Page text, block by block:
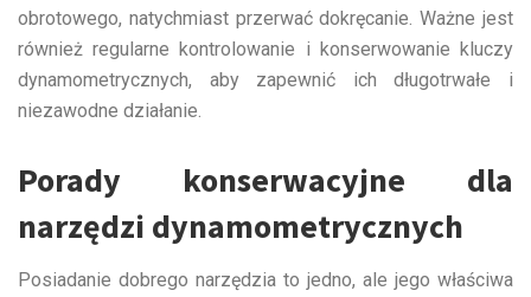
obrotowego, natychmiast przerwać dokręcanie. Ważne jest
również regularne kontrolowanie i konserwowanie kluczy
dynamometrycznych, aby zapewnić ich długotrwałe i
niezawodne działanie.
Porady konserwacyjne dla
narzędzi dynamometrycznych
Posiadanie dobrego narzędzia to jedno, ale jego właściwa